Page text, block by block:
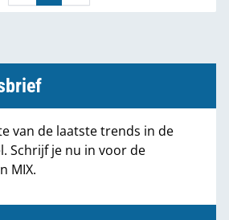
van de laatste trends in de
Schrijf je nu in voor de
MIX.